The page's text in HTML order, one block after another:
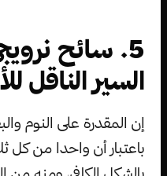
5. سائح
السير الناقل
إن المقدرة على النوم
باعتبار أن واحدا من كل